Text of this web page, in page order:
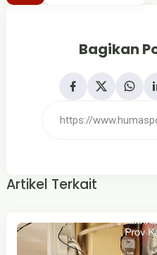
Bagikan
Artikel Terkait